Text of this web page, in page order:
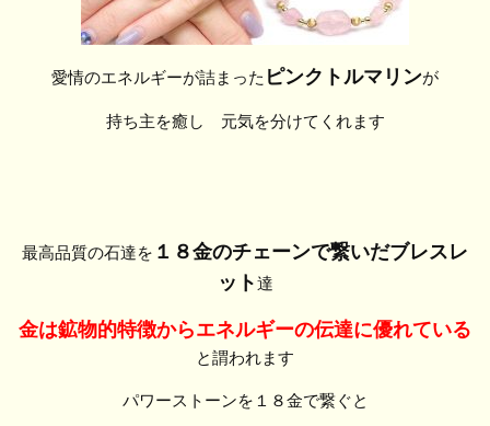
愛情のエネルギーが詰まった ピンクトルマリンが
持ち主を癒し 元気を分けてくれます
最高品質の石達を １８金のチェーンで繋いだブレスレ
ット達
金は鉱物的特徴からエネルギーの伝達に優れている
と謂われます
パワーストーンを１８金で繋ぐと